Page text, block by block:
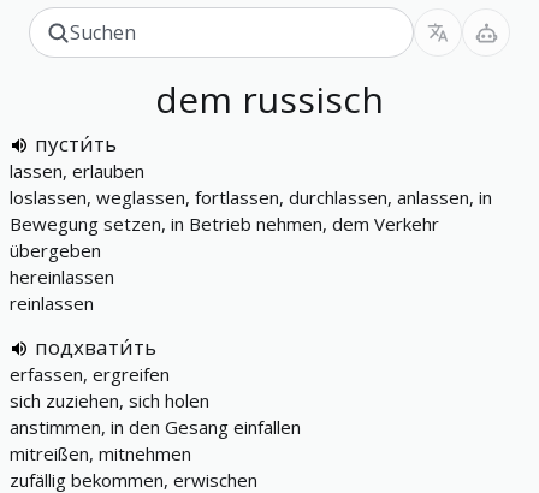
dem russisch
пусти́ть
lassen, erlauben
loslassen, weglassen, fortlassen, durchlassen, anlassen, in
Bewegung setzen, in Betrieb nehmen, dem Verkehr
übergeben
hereinlassen
reinlassen
подхвати́ть
erfassen, ergreifen
sich zuziehen, sich holen
anstimmen, in den Gesang einfallen
mitreißen, mitnehmen
zufällig bekommen, erwischen